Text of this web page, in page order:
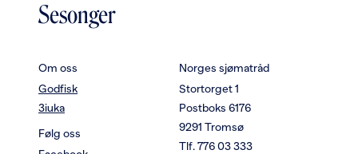
Sesonger
Om oss
Godfisk
3iuka
Følg oss
Norges sjømatråd
Stortorget 1
Postboks 6176
9291 Tromsø
Tlf. 776 03 333